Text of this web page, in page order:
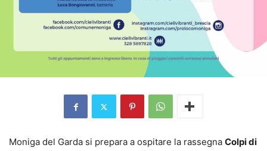
Moniga del Garda si prepara a ospitare la rassegna Colpi di